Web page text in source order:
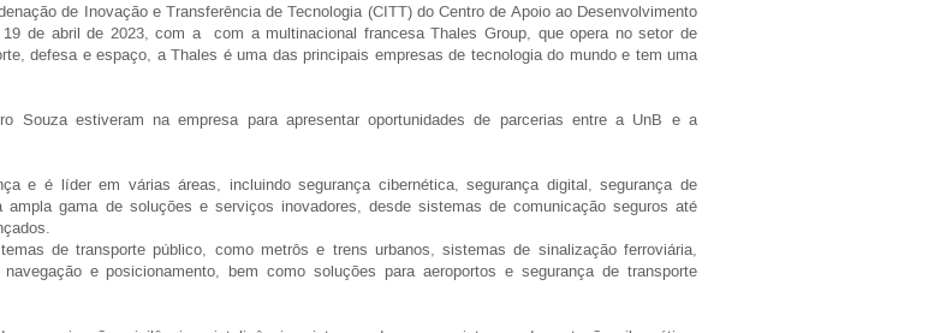
de Inovação e Transferência de Tecnologia (CITT) do Centro de Apoio ao Desenvolvimento
de abril de 2023, com a com a multinacional francesa Thales Group, que opera no setor de
defesa e espaço, a Thales é uma das principais empresas de tecnologia do mundo e tem uma
Souza estiveram na empresa para apresentar oportunidades de parcerias entre a UnB e a
e é líder em várias áreas, incluindo segurança cibernética, segurança digital, segurança de
gama de soluções e serviços inovadores, desde sistemas de comunicação seguros até
de transporte público, como metrôs e trens urbanos, sistemas de sinalização ferroviária,
e posicionamento, bem como soluções para aeroportos e segurança de transporte